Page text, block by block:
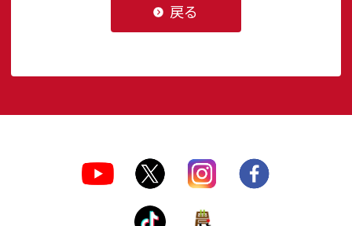
戻る